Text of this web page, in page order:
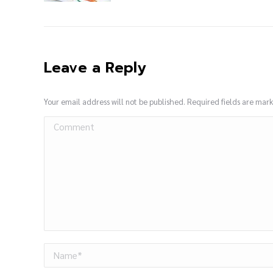
Leave a Reply
Your email address will not be published. Required fields are
Comment
Name *